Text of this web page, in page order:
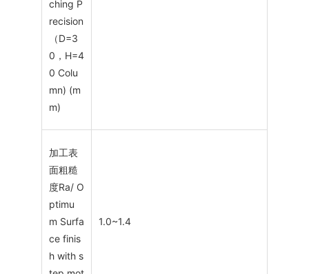
ching P
recision
（D=3
0，H=4
0 Colu
mn) (m
m)
加工表
面粗糙
度Ra/ O
ptimu
m Surfa
ce finis
h with s
1.0~1.4